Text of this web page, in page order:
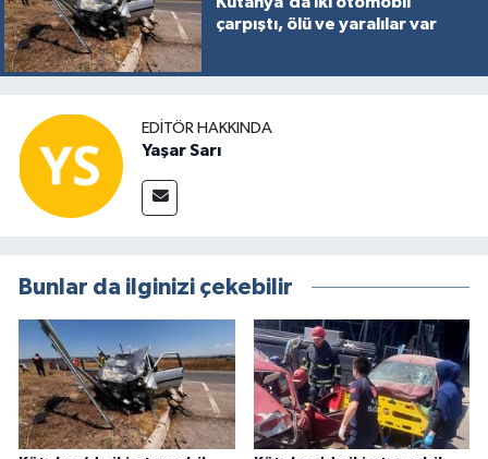
çarpıştı, ölü ve yaralılar var
EDITÖR HAKKINDA
Yaşar Sarı
Bunlar da ilginizi çekebilir